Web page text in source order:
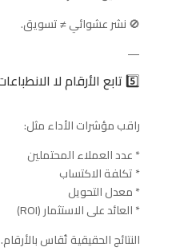
🚫 نشر عشوائي ≠ تسويق.
—
5️⃣ تابع الأرقام لا الانطباعات
راقب مؤشرات الأداء مثل:
* عدد العملاء المحتملين
* تكلفة الاكتساب
* معدل التحويل
* العائد على الاستثمار (ROI)
النتائج الحقيقية تُقاس بالأرقام.